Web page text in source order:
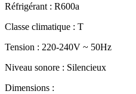
Réfrigérant : R600a
Classe climatique : T
Tension : 220-240V ~ 50Hz
Niveau sonore : Silencieux
Dimensions :